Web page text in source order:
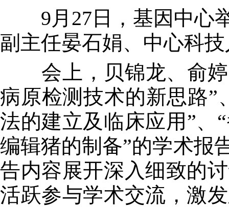
9月27日，基因中心举
副主任晏石娟、中心科
会上，贝锦龙、俞婷
病原检测技术的新思路”
法的建立及临床应用”、
编辑猪的制备”的学术报
告内容展开深入细致的
活跃参与学术交流，激